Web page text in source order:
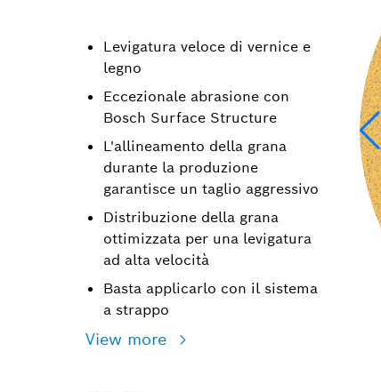
Levigatura veloce di vernice e
legno
Eccezionale abrasione con
Bosch Surface Structure
L'allineamento della grana
durante la produzione
garantisce un taglio aggressivo
Distribuzione della grana
ottimizzata per una levigatura
ad alta velocità
Basta applicarlo con il sistema
a strappo
View more